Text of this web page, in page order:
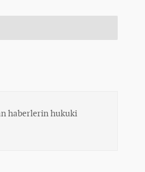
haberlerin hukuki